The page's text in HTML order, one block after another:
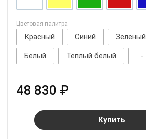
Цветовая палитра
Красный Синий Зеленый
Белый Теплый белый -
48 830 ₽
Купить